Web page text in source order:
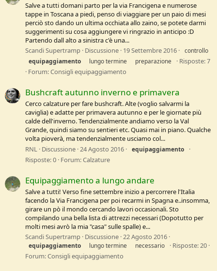
Salve a tutti domani parto per la via Francigena e numerose
tappe in Toscana a piedi, penso di viaggiare per un paio di mesi
perciò sto dando un ultima occhiata allo zaino, se potete darmi
suggerimenti su cosa aggiungere vi ringrazio in anticipo :D
Partendo dall alto a sinistra c'è una...
Scandi Supertramp Discussione 19 Settembre 2016
controllo
equipaggiamento
lungo termine preparazione
Risposte: 7
Forum:Consigli equipaggiamento
Bushcraft autunno inverno e primavera
Cerco calzature per fare bushcraft. Alte (voglio salvarmi la
caviglia) e adatte per primavera autunno e per le giornate più
calde dell'inverno. Tendenzialmente andiamo verso la Val
Grande, quindi siamo su sentieri etc. Quasi mai in piano. Qualche
volta pioverà, ma tendenzialmente usciamo col...
RNL Discussione 24 Agosto 2016 equipaggiamento
Risposte: 0 Forum:Calzature
Equipaggiamento a lungo andare
Salve a tutti! Verso fine settembre inizio a percorrere l'Italia
facendo la Via Francigena per poi recarmi in Spagna e..insomma,
girare un pò il mondo cercando lavori occasionali. Sto
compilando una bella lista di attrezzi necessari (Dopotutto per
molti mesi avrò la mia "casa" sulle spalle) e...
Scandi Supertramp Discussione 22 Agosto 2016
equipaggiamento lungo termine necessario
Risposte: 20
Forum:Consigli equipaggiamento